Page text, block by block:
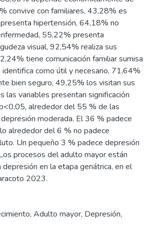
convive con familiares, 43,28% es
hipertensión, 64,18% no
55,22% presenta
visual, 92,54% realiza sus
tiene comunicación familiar sumisa
como útil y necesario, 71,64%
bien seguro, 49,25% los visitan sus
las variables presentan significación
alrededor del 55 % de las
moderada. El 36 % padece
alrededor del 6 % no padece
Un pequeño 3 % padece depresión
procesos del adulto mayor están
depresión en la etapa geriátrica, en el
2023.
, Adulto mayor, Depresión,